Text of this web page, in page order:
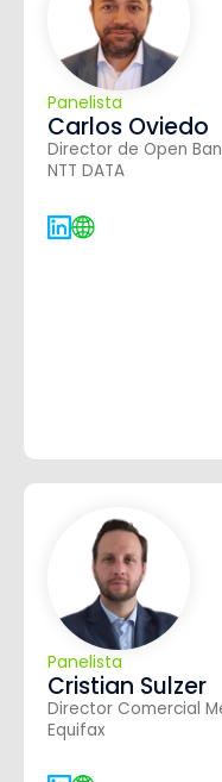
Panelista
Carlos Oviedo
Director de Open
NTT DATA
Panelista
Cristian Sulzer
Director Comercial
Equifax